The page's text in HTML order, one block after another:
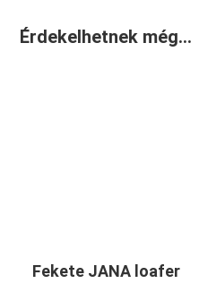
Érdekelhetnek még…
Fekete JANA loafer